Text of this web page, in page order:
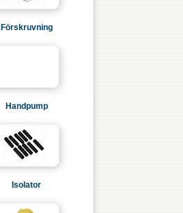
Förskruvning
Handpump
Isolator